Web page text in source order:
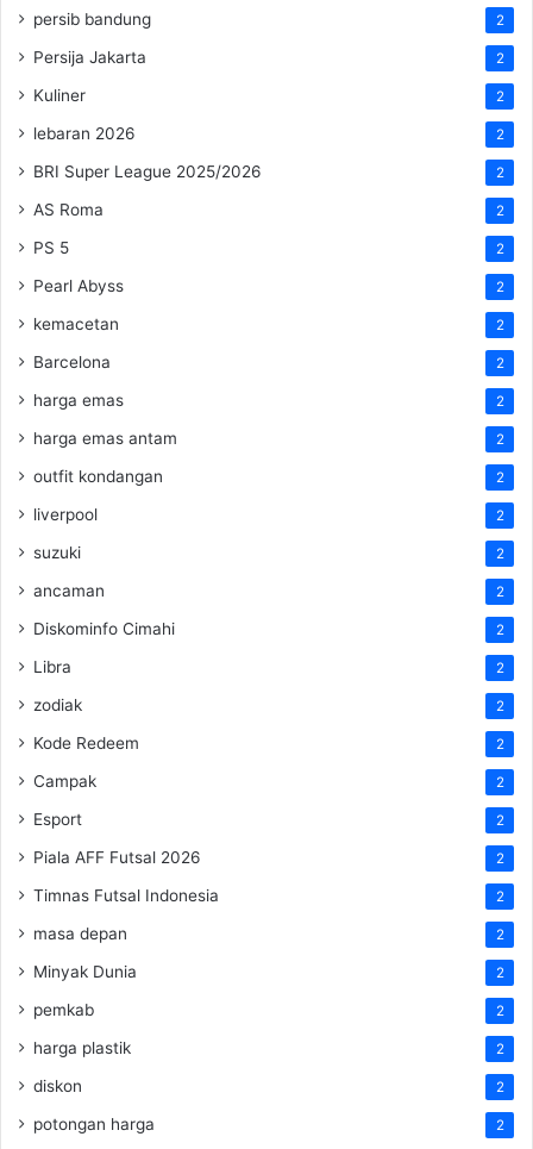
persib bandung 2
Persija Jakarta 2
Kuliner 2
lebaran 2026 2
BRI Super League 2025/2026 2
AS Roma 2
PS 5 2
Pearl Abyss 2
kemacetan 2
Barcelona 2
harga emas 2
harga emas antam 2
outfit kondangan 2
liverpool 2
suzuki 2
ancaman 2
Diskominfo Cimahi 2
Libra 2
zodiak 2
Kode Redeem 2
Campak 2
Esport 2
Piala AFF Futsal 2026 2
Timnas Futsal Indonesia 2
masa depan 2
Minyak Dunia 2
pemkab 2
harga plastik 2
diskon 2
potongan harga 2